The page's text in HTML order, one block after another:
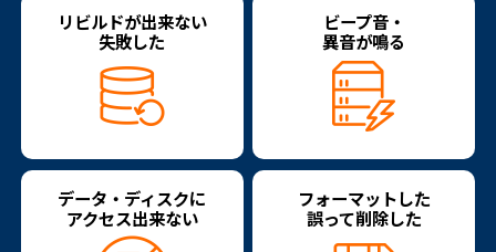
リビルドが出来ない
失敗した
ビープ音・
異音が鳴る
データ・ディスクに
アクセス出来ない
フォーマットした
誤って削除した